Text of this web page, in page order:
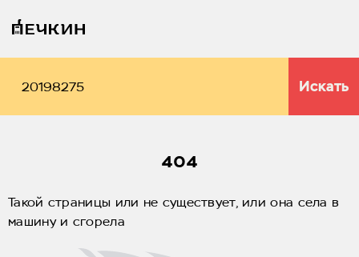
Искать
404
Такой страницы или не существует, или она села в
машину и сгорела